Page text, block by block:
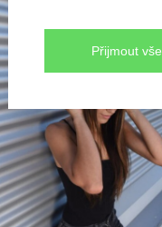
Přijmout vše